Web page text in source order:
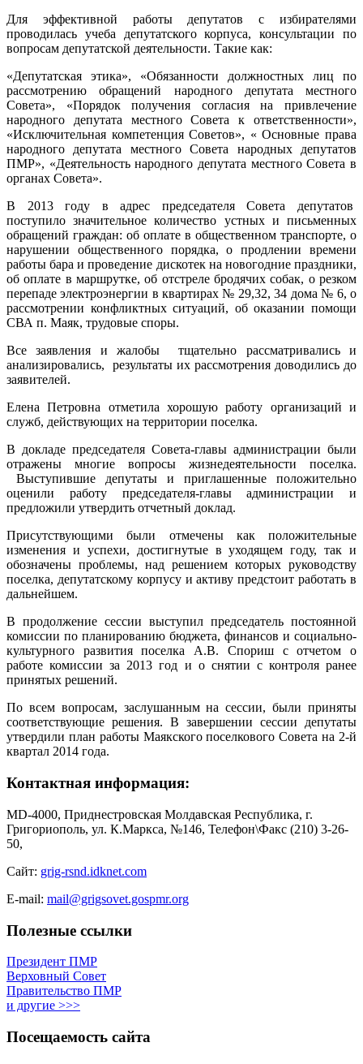
Для эффективной работы депутатов с избирателями
проводилась учеба депутатского корпуса, консультации по
вопросам депутатской деятельности. Такие как:
«Депутатская этика», «Обязанности должностных лиц по
рассмотрению обращений народного депутата местного
Совета», «Порядок получения согласия на привлечение
народного депутата местного Совета к ответственности»,
«Исключительная компетенция Советов», « Основные права
народного депутата местного Совета народных депутатов
ПМР», «Деятельность народного депутата местного Совета в
органах Совета».
В 2013 году в адрес председателя Совета депутатов
поступило значительное количество устных и письменных
обращений граждан: об оплате в общественном транспорте, о
нарушении общественного порядка, о продлении времени
работы бара и проведение дискотек на новогодние праздники,
об оплате в маршрутке, об отстреле бродячих собак, о резком
перепаде электроэнергии в квартирах № 29,32, 34 дома № 6, о
рассмотрении конфликтных ситуаций, об оказании помощи
СВА п. Маяк, трудовые споры.
Все заявления и жалобы тщательно рассматривались и
анализировались, результаты их рассмотрения доводились до
заявителей.
Елена Петровна отметила хорошую работу организаций и
служб, действующих на территории поселка.
В докладе председателя Совета-главы администрации были
отражены многие вопросы жизнедеятельности поселка.
Выступившие депутаты и приглашенные положительно
оценили работу председателя-главы администрации и
предложили утвердить отчетный доклад.
Присутствующими были отмечены как положительные
изменения и успехи, достигнутые в уходящем году, так и
обозначены проблемы, над решением которых руководству
поселка, депутатскому корпусу и активу предстоит работать в
дальнейшем.
В продолжение сессии выступил председатель постоянной
комиссии по планированию бюджета, финансов и социально-
культурного развития поселка А.В. Спориш с отчетом о
работе комиссии за 2013 год и о снятии с контроля ранее
принятых решений.
По всем вопросам, заслушанным на сессии, были приняты
соответствующие решения. В завершении сессии депутаты
утвердили план работы Маякского поселкового Совета на 2-й
квартал 2014 года.
Контактная информация:
MD-4000, Приднестровская Молдавская Республика, г.
Григориополь, ул. К.Маркса, №146, Телефон\Факс (210) 3-26-
50,
Сайт: grig-rsnd.idknet.com
E-mail: mail@grigsovet.gospmr.org
Полезные ссылки
Президент ПМР
Верховный Совет
Правительство ПМР
и другие >>>
Посещаемость сайта